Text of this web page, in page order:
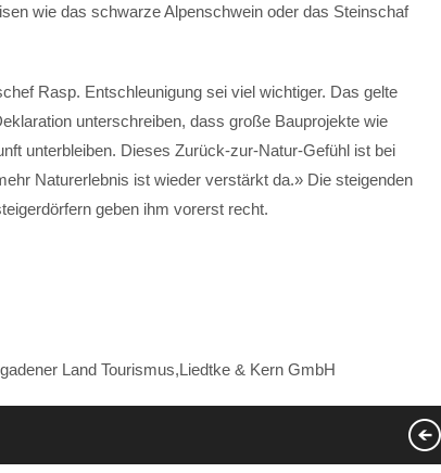
wie das schwarze Alpenschwein oder das Steinschaf
Rasp. Entschleunigung sei viel wichtiger. Das gelte
unterschreiben, dass große Bauprojekte wie
unterbleiben. Dieses Zurück-zur-Natur-Gefühl ist bei
Naturerlebnis ist wieder verstärkt da.» Die steigenden
geben ihm vorerst recht.
Land Tourismus,Liedtke & Kern GmbH